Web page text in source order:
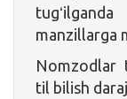
manzillarga
Nomzodlar
til bilish